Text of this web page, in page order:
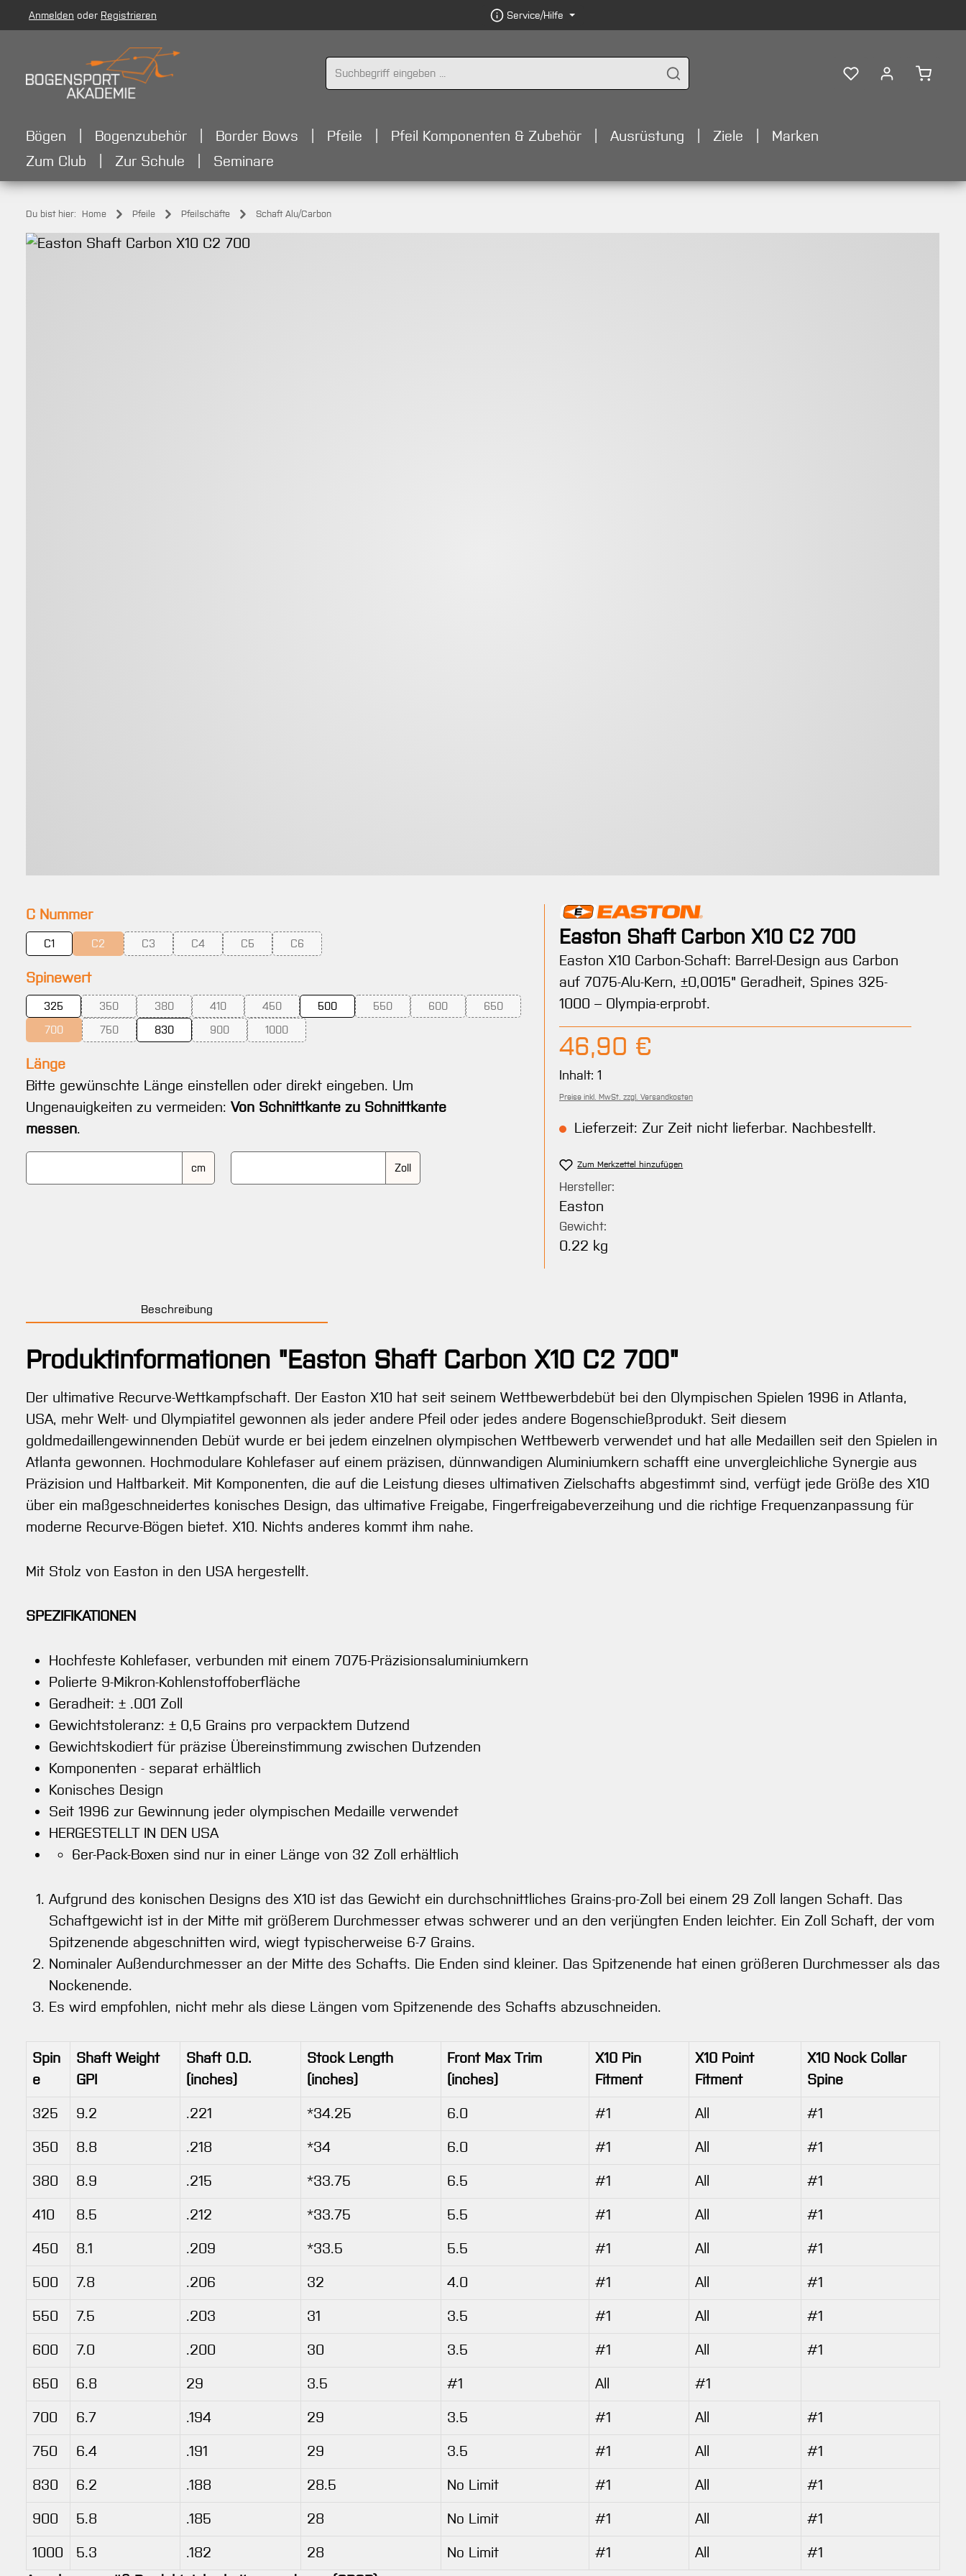
Hauptinhalt springen
Zur Suche springen
Zur Hauptnavigation springen
Anmelden oder Registrieren Service/Hilfe
Bögen Bogenzubehör Border Bows Pfeile Pfeil Komponenten & Zubehör Ausrüstung Ziele
Marken
Zum Club
Zur Schule Seminare
Du bist hier: Home Pfeile Pfeilschäfte Schaft Alu/Carbon
Bildergalerie überspringen
C Nummerauswählen
C1 C2
(Diese Option ist zurzeit nicht verfügbar.)
C3
(Diese Option ist zurzeit nicht verfügbar.)
C4
(Diese Option ist zurzeit nicht verfügbar.)
C5
(Diese Option ist zurzeit nicht verfügbar.)
C6
(Diese Option ist zurzeit nicht verfügbar.)
Spinewertauswählen
325 350
(Diese Option ist zurzeit nicht verfügbar.)
380
(Diese Option ist zurzeit nicht verfügbar.)
410
(Diese Option ist zurzeit nicht verfügbar.)
450
(Diese Option ist zurzeit nicht verfügbar.)
500 550
(Diese Option ist zurzeit nicht verfügbar.)
600
(Diese Option ist zurzeit nicht verfügbar.)
650
(Diese Option ist zurzeit nicht verfügbar.)
700
(Diese Option ist zurzeit nicht verfügbar.)
750
(Diese Option ist zurzeit nicht verfügbar.)
830 900
(Diese Option ist zurzeit nicht verfügbar.)
1000
(Diese Option ist zurzeit nicht verfügbar.)
Länge
Bitte gewünschte Länge einstellen oder direkt eingeben. Um
Ungenauigkeiten zu vermeiden: Von Schnittkante zu Schnittkante
messen.
cm Zoll
Easton Shaft Carbon X10 C2 700
Easton X10 Carbon-Schaft: Barrel-Design aus Carbon
auf 7075-Alu-Kern, ±0,0015" Geradheit, Spines 325-
1000 – Olympia-erprobt.
Regulärer Preis:
46,90 €
Inhalt: 1
Preise inkl. MwSt. zzgl. Versandkosten
Lieferzeit: Zur Zeit nicht lieferbar. Nachbestellt.
Zum Merkzettel hinzufügen
Hersteller:
Easton
Gewicht:
0.22 kg
Beschreibung
Produktinformationen "Easton Shaft Carbon X10 C2 700"
Der ultimative Recurve-Wettkampfschaft. Der Easton X10 hat seit seinem Wettbewerbdebüt bei den Olympischen Spielen 1996 in Atlanta,
USA, mehr Welt- und Olympiatitel gewonnen als jeder andere Pfeil oder jedes andere Bogenschießprodukt. Seit diesem
goldmedaillengewinnenden Debüt wurde er bei jedem einzelnen olympischen Wettbewerb verwendet und hat alle Medaillen seit den Spielen in
Atlanta gewonnen. Hochmodulare Kohlefaser auf einem präzisen, dünnwandigen Aluminiumkern schafft eine unvergleichliche Synergie aus
Präzision und Haltbarkeit. Mit Komponenten, die auf die Leistung dieses ultimativen Zielschafts abgestimmt sind, verfügt jede Größe des X10
über ein maßgeschneidertes konisches Design, das ultimative Freigabe, Fingerfreigabeverzeihung und die richtige Frequenzanpassung für
moderne Recurve-Bögen bietet. X10. Nichts anderes kommt ihm nahe.
Mit Stolz von Easton in den USA hergestellt.
SPEZIFIKATIONEN
Hochfeste Kohlefaser, verbunden mit einem 7075-Präzisionsaluminiumkern
Polierte 9-Mikron-Kohlenstoffoberfläche
Geradheit: ± .001 Zoll
Gewichtstoleranz: ± 0,5 Grains pro verpacktem Dutzend
Gewichtskodiert für präzise Übereinstimmung zwischen Dutzenden
Komponenten - separat erhältlich
Konisches Design
Seit 1996 zur Gewinnung jeder olympischen Medaille verwendet
HERGESTELLT IN DEN USA
6er-Pack-Boxen sind nur in einer Länge von 32 Zoll erhältlich
Aufgrund des konischen Designs des X10 ist das Gewicht ein durchschnittliches Grains-pro-Zoll bei einem 29 Zoll langen Schaft. Das
Schaftgewicht ist in der Mitte mit größerem Durchmesser etwas schwerer und an den verjüngten Enden leichter. Ein Zoll Schaft, der vom
Spitzenende abgeschnitten wird, wiegt typischerweise 6-7 Grains.
Nominaler Außendurchmesser an der Mitte des Schafts. Die Enden sind kleiner. Das Spitzenende hat einen größeren Durchmesser als das
Nockenende.
Es wird empfohlen, nicht mehr als diese Längen vom Spitzenende des Schafts abzuschneiden.
Spin
e
Shaft Weight
GPI
Shaft O.D.
(inches)
Stock Length
(inches)
Front Max Trim
(inches)
X10 Pin
Fitment
X10 Point
Fitment
X10 Nock Collar
Spine
325
9.2 .221 *34.25 6.0 #1 All
#1
350
8.8 .218 *34 6.0 #1 All
#1
380
8.9 .215 *33.75 6.5 #1 All
#1
410
8.5 .212 *33.75 5.5 #1 All
#1
450
8.1 .209 *33.5 5.5 #1 All
#1
500
7.8 .206 32 4.0 #1 All
#1
550
7.5 .203 31 3.5 #1 All
#1
600
7.0 .200 30 3.5 #1 All
#1
650
6.8 29 3.5 #1 All
#1
700
6.7 .194 29 3.5 #1 All
#1
750
6.4 .191 29 3.5 #1 All
#1
830
6.2 .188 28.5 No Limit #1 All
#1
900
5.8 .185 28 No Limit #1 All
#1
1000
5.3 .182 28 No Limit #1 All
#1